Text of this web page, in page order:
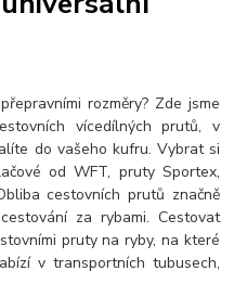
rozměry? Zde jsme
vícedílných prutů, v
do vašeho kufru. Vybrat si
od WFT, pruty Sportex,
cestovních prutů značně
za rybami. Cestovat
pruty na ryby, na které
v transportních tubusech,